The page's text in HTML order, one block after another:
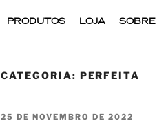
PRODUTOS LOJA SOBRE
CATEGORIA: PERFEITA
25 DE NOVEMBRO DE 2022